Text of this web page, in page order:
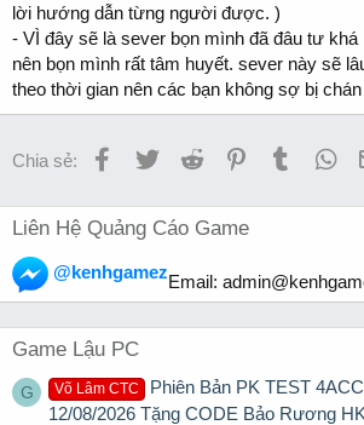
lời hướng dẫn từng người được. )
- VÌ đây sẽ là sever bọn mình đã đâu tư
nên bọn mình rất tâm huyết. sever này sẽ
theo thời gian nên các bạn không sợ bị
Chia sẻ: Facebook
TwitterReddit PinterestTumblr
Liên Hệ Quảng Cáo Game
@kenhgamezEmail:
Game Lậu PC
G Võ Lâm CTC
Phiên Bản PK TEST
12/08/2026 Tặng CODE Bảo Rương